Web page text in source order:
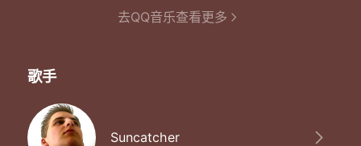
去QQ音乐查看更多
歌手
Suncatcher